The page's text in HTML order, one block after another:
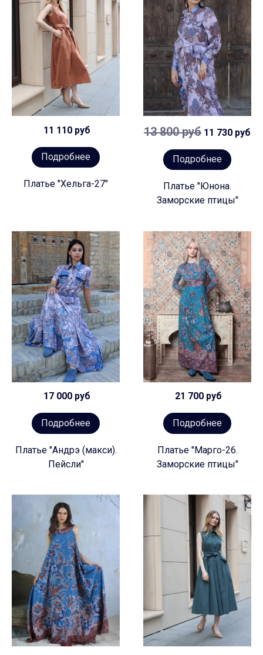
11 110 руб
Подробнее
Платье "Хельга-27"
13 800 руб 11 730 руб
Подробнее
Платье "Юнона.
Заморские птицы"
17 000 руб
Подробнее
Платье "Андрэ (макси).
Пейсли"
21 700 руб
Подробнее
Платье "Марго-26.
Заморские птицы"